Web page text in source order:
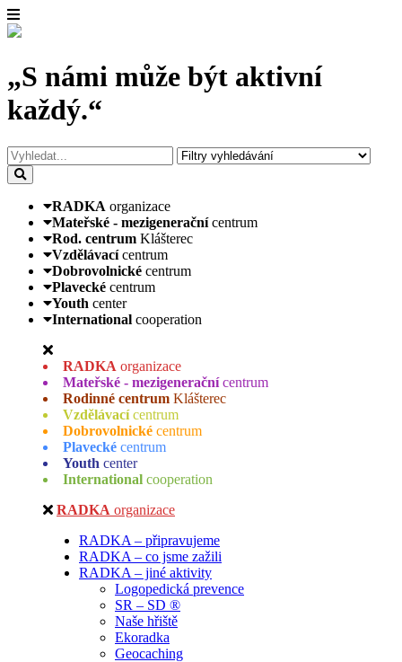
„S námi může být aktivní
každý.“
RADKA organizace
Mateřské - mezigenerační centrum
Rod. centrum Klášterec
Vzdělávací centrum
Dobrovolnické centrum
Plavecké centrum
Youth center
International cooperation
RADKA organizace
Mateřské - mezigenerační centrum
Rodinné centrum Klášterec
Vzdělávací centrum
Dobrovolnické centrum
Plavecké centrum
Youth center
International cooperation
RADKA organizace
RADKA – připravujeme
RADKA – co jsme zažili
RADKA – jiné aktivity
Logopedická prevence
SR – SD ®
Naše hřiště
Ekoradka
Geocaching